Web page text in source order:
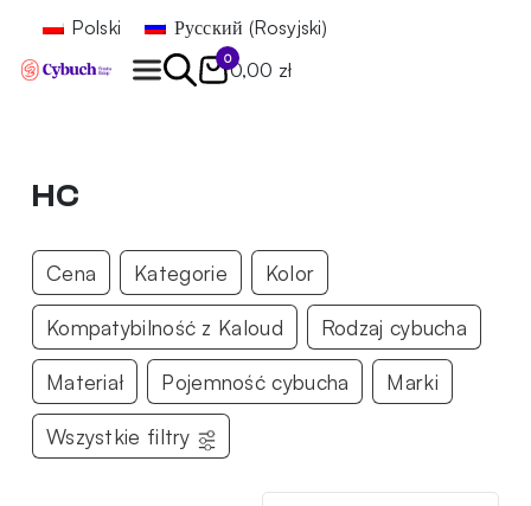
Polski Русский (Rosyjski)
0
0,00 zł
HC
Cena Kategorie Kolor
Kompatybilność z Kaloud Rodzaj cybucha
Materiał Pojemność cybucha Marki
Wszystkie filtry